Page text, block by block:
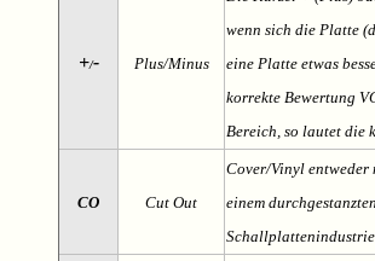
+/- Plus/Minus
wenn sich die Platte
eine Platte etwas
korrekte Bewertung
Bereich, so lautet die
CO Cut Out
Cover/Vinyl entweder
einem
Schallplattenindustrie